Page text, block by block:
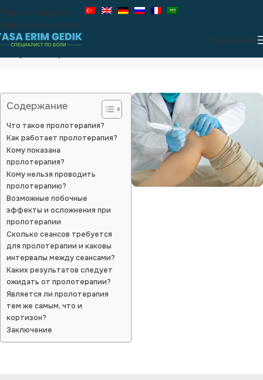
Skip to navigation
Skip to main content
Назначение
Содержание
Что такое пролотерапия?
Как работает пролотерапия?
Кому показана
пролотерапия?
Кому нельзя проводить
пролотерапию?
Возможные побочные
эффекты и осложнения при
пролотерапии
Сколько сеансов требуется
для пролотерапии и каковы
интервалы между сеансами?
Каких результатов следует
ожидать от пролотерапии?
Является ли пролотерапия
тем же самым, что и
кортизон?
Заключение